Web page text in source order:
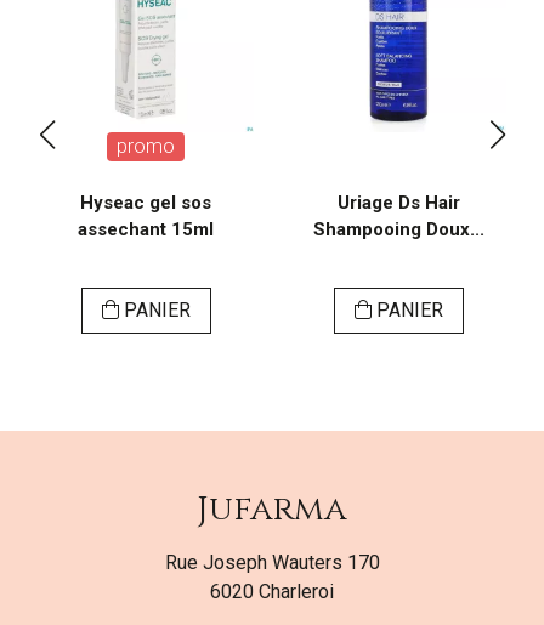
promo
Hyseac gel sos
assechant 15ml
PANIER
Uriage Ds Hair
Shampooing Doux...
PANIER
Jufarma
Rue Joseph Wauters 170
6020 Charleroi